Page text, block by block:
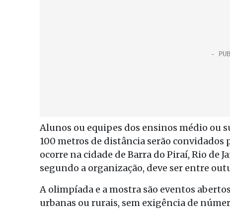
Alunos ou equipes dos ensinos médio ou
100 metros de distância serão convidados
ocorre na cidade de Barra do Piraí, Rio de
segundo a organização, deve ser entre
A olimpíada e a mostra são eventos
urbanas ou rurais, sem exigência de